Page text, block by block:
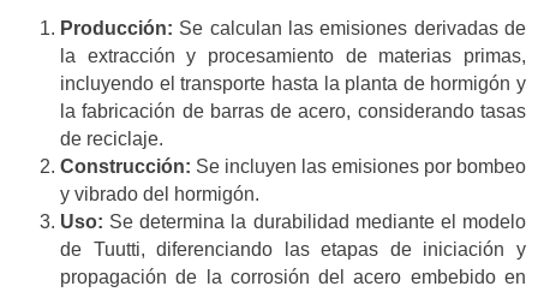
Producción: Se calculan las emisiones derivadas de
la extracción y procesamiento de materias primas,
incluyendo el transporte hasta la planta de hormigón y
la fabricación de barras de acero, considerando tasas
de reciclaje.
Construcción: Se incluyen las emisiones por bombeo
y vibrado del hormigón.
Uso: Se determina la durabilidad mediante el modelo
de Tuutti, diferenciando las etapas de iniciación y
propagación de la corrosión del acero embebido en